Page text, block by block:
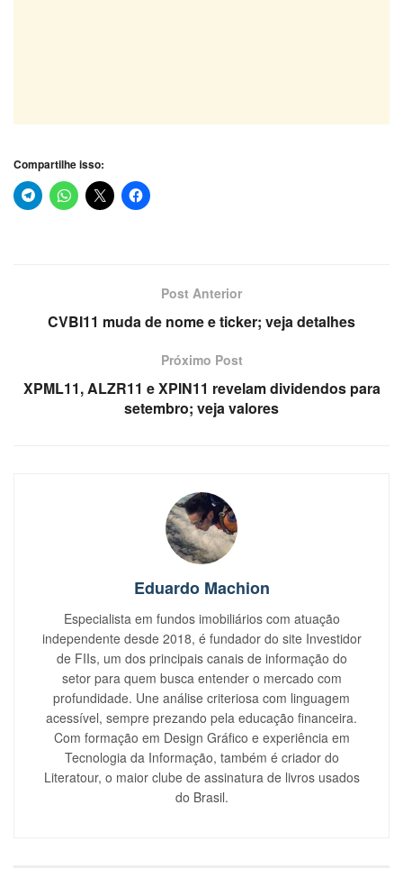
Compartilhe isso:
Post Anterior
CVBI11 muda de nome e ticker; veja detalhes
Próximo Post
XPML11, ALZR11 e XPIN11 revelam dividendos para
setembro; veja valores
Eduardo Machion
Especialista em fundos imobiliários com atuação
independente desde 2018, é fundador do site Investidor
de FIIs, um dos principais canais de informação do
setor para quem busca entender o mercado com
profundidade. Une análise criteriosa com linguagem
acessível, sempre prezando pela educação financeira.
Com formação em Design Gráfico e experiência em
Tecnologia da Informação, também é criador do
Literatour, o maior clube de assinatura de livros usados
do Brasil.